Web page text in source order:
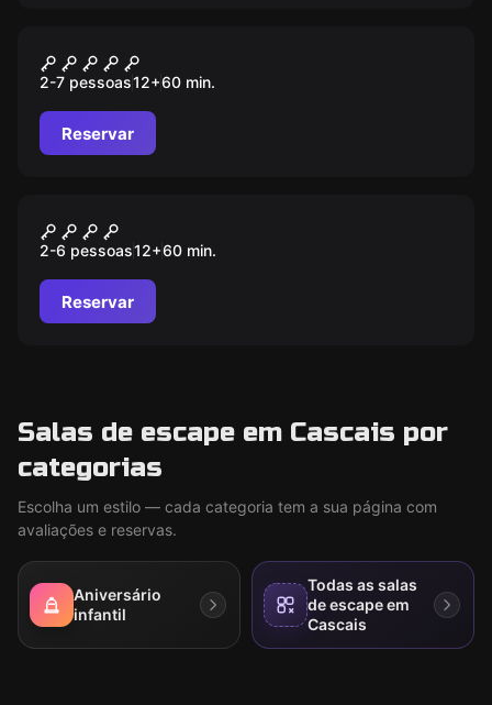
ALCATRAZ
2-7 pessoas12+60 min.
Reservar
RAPTO
2-6 pessoas12+60 min.
Reservar
Salas de escape em Cascais por
categorias
Escolha um estilo — cada categoria tem a sua página com
avaliações e reservas.
Aniversário
infantil
Todas as salas
de escape em
Cascais